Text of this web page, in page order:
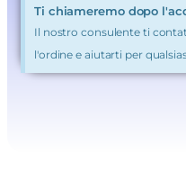
Ti chiameremo dopo
Il nostro consulente ti
l'ordine e aiutarti per